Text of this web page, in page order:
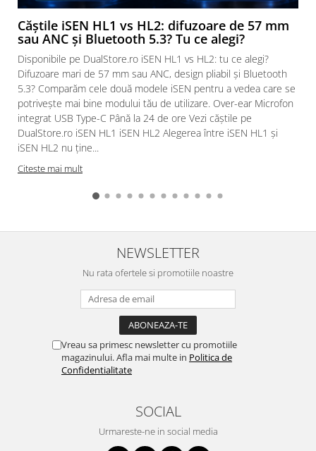
Căștile iSEN HL1 vs HL2: difuzoare de 57 mm
sau ANC și Bluetooth 5.3? Tu ce alegi?
Disponibile pe DualStore.ro iSEN HL1 vs HL2: tu ce alegi?
Difuzoare mari de 57 mm sau ANC, design pliabil și Bluetooth
5.3? Comparăm cele două modele iSEN pentru a vedea care se
potrivește mai bine modului tău de utilizare. Over-ear Microfon
integrat USB Type-C Până la 24 de ore Vezi căștile pe
DualStore.ro iSEN HL1 iSEN HL2 Alegerea între iSEN HL1 și
iSEN HL2 nu ține...
Citeste mai mult
NEWSLETTER
Nu rata ofertele si promotiile noastre
Vreau sa primesc newsletter cu promotiile
magazinului. Afla mai multe in Politica de
Confidentialitate
SOCIAL
Urmareste-ne in social media